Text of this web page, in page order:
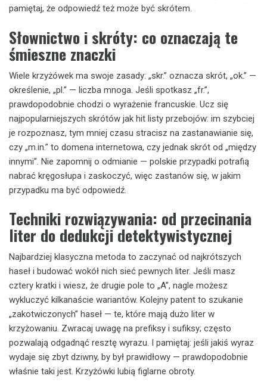
pamiętaj, że odpowiedź też może być skrótem.
Słownictwo i skróty: co oznaczają te
śmieszne znaczki
Wiele krzyżówek ma swoje zasady: „skr.” oznacza skrót, „ok.” —
określenie, „pl.” — liczba mnoga. Jeśli spotkasz „fr.”,
prawdopodobnie chodzi o wyrażenie francuskie. Ucz się
najpopularniejszych skrótów jak hit listy przebojów: im szybciej
je rozpoznasz, tym mniej czasu stracisz na zastanawianie się,
czy „m.in.” to domena internetowa, czy jednak skrót od „między
innymi”. Nie zapomnij o odmianie — polskie przypadki potrafią
nabrać kręgosłupa i zaskoczyć, więc zastanów się, w jakim
przypadku ma być odpowiedź.
Techniki rozwiązywania: od przecinania
liter do dedukcji detektywistycznej
Najbardziej klasyczna metoda to zaczynać od najkrótszych
haseł i budować wokół nich sieć pewnych liter. Jeśli masz
cztery kratki i wiesz, że drugie pole to „A”, nagle możesz
wykluczyć kilkanaście wariantów. Kolejny patent to szukanie
„zakotwiczonych” haseł — te, które mają dużo liter w
krzyżowaniu. Zwracaj uwagę na prefiksy i sufiksy; często
pozwalają odgadnąć resztę wyrazu. I pamiętaj: jeśli jakiś wyraz
wydaje się zbyt dziwny, by był prawidłowy — prawdopodobnie
właśnie taki jest. Krzyżówki lubią figlarne obroty.